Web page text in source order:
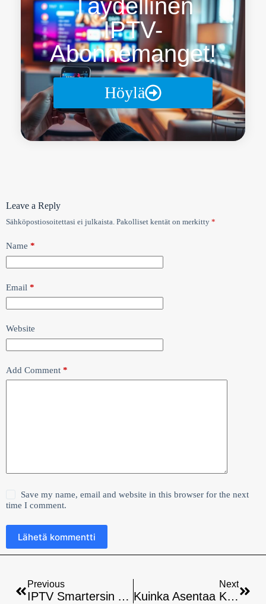
Täydellinen
IPTV-
Abonnemanget!
Höylä
Leave a Reply
Sähköpostiosoitettasi ei julkaista. Pakolliset kentät on merkitty *
Name *
Email *
Website
Add Comment *
Save my name, email and website in this browser for the next
time I comment.
Lähetä kommentti
Previous
IPTV Smartersin Asentaminen Raspberry Pi:hin – Ohjeet
Next
Kuinka Asentaa Kodi Älytv:hen: Vaiheittainen Opas